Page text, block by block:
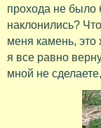
прохода не было
наклонились?
меня камень, это
я все равно
мной не